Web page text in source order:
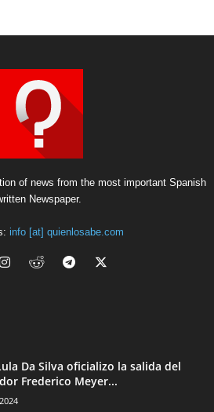
of news from the most important Spanish
Newspaper.
info [at] quienlosabe.com
Da Silva oficializo la salida del
Frederico Meyer...